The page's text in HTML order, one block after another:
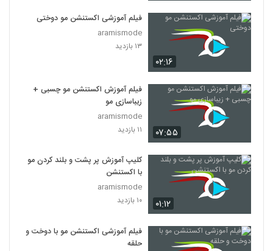
۰۲:۱۶
فیلم آموزشی اکستنشن مو دوختی
aramismode
۱۳ بازدید
۰۷:۵۵
فیلم آموزش اکستنشن مو چسبی +
زیباسازی مو
aramismode
۱۱ بازدید
۰۱:۱۲
کلیپ آموزش پر پشت و بلند کردن مو
با اکستنشن
aramismode
۱۰ بازدید
فیلم آموزشی اکستنشن مو با دوخت و
حلقه